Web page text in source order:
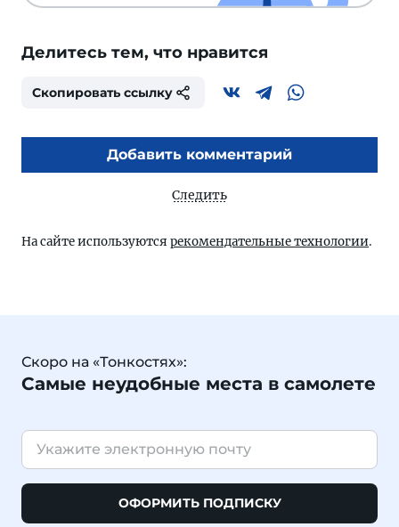
Делитесь тем, что нравится
Скопировать ссылку
Добавить комментарий
Следить
На сайте используются рекомендательные технологии.
Скоро на «Тонкостях»:
Самые неудобные места в самолете
ОФОРМИТЬ ПОДПИСКУ